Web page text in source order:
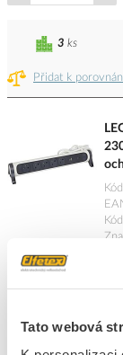
Tato webová
Přidat k
3 ks
Cena s DPH